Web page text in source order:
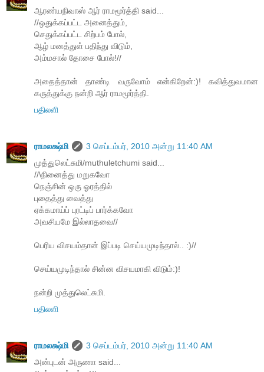
ஆரண்யநிவாஸ் ஆர் ராமமூர்த்தி said...
//ஒதுக்கப்பட்ட அனைத்தும்,
செதுக்கப்பட்ட சிற்பம் போல்,
ஆழ் மனத்துள் பதிந்து விடும்,
அம்மசால் தோசை போல்!//
அதைத்தான் தாண்டி வருவோம் என்கிறேன்:)! கவித்துவமான
கருத்துக்கு நன்றி ஆர் ராமமூர்த்தி.
பதிலளி
ராமலக்ஷ்மி
3 செப்டம்பர், 2010 அன்று 11:40 AM
முத்துலெட்சுமி/muthuletchumi said...
//\நினைத்து மறுகவோ
நெஞ்சின் ஒரு ஓரத்தில்
புதைத்து வைத்து
ஏக்கமாய்ப் புரட்டிப் பார்க்கவோ
அவசியமே இல்லாதவை//
பெரிய விசயம்தான் இப்படி செய்யமுடிந்தால்.. :)//
செய்யமுடிந்தால் சின்ன விசயமாகி விடும்:)!
நன்றி முத்துலெட்சுமி.
பதிலளி
ராமலக்ஷ்மி
3 செப்டம்பர், 2010 அன்று 11:40 AM
அன்புடன் அருணா said...